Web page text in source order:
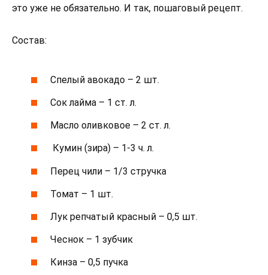
это уже не обязательно. И так, пошаговый рецепт.
Состав:
Спелый авокадо – 2 шт.
Сок лайма – 1 ст. л.
Масло оливковое – 2 ст. л.
Кумин (зира) – 1-3 ч. л.
Перец чили – 1/3 стручка
Томат – 1 шт.
Лук репчатый красный – 0,5 шт.
Чеснок – 1 зубчик
Кинза – 0,5 пучка